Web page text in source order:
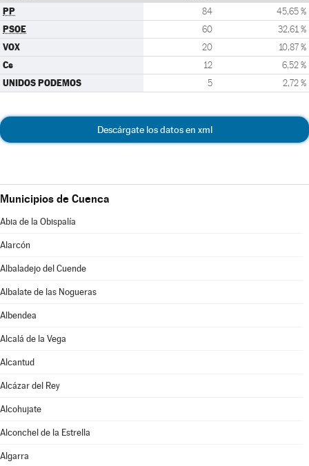
PP 84 45,65 %
PSOE 60 32,61 %
VOX 20 10,87 %
Cs 12 6,52 %
UNIDOS PODEMOS 5 2,72 %
Descárgate los datos en xml
Municipios de Cuenca
Abia de la Obispalía
Alarcón
Albaladejo del Cuende
Albalate de las Nogueras
Albendea
Alcalá de la Vega
Alcantud
Alcázar del Rey
Alcohujate
Alconchel de la Estrella
Algarra